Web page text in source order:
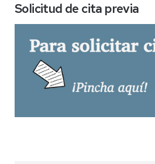
Solicitud de cita previa